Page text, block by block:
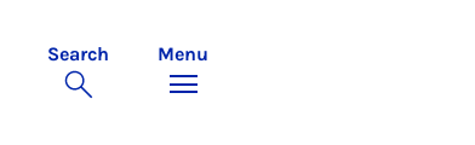
Search Menu